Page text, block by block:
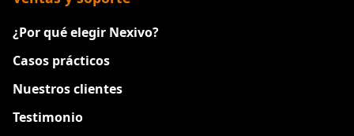
¿Por qué elegir Nexivo?
Casos prácticos
Nuestros clientes
Testimonio